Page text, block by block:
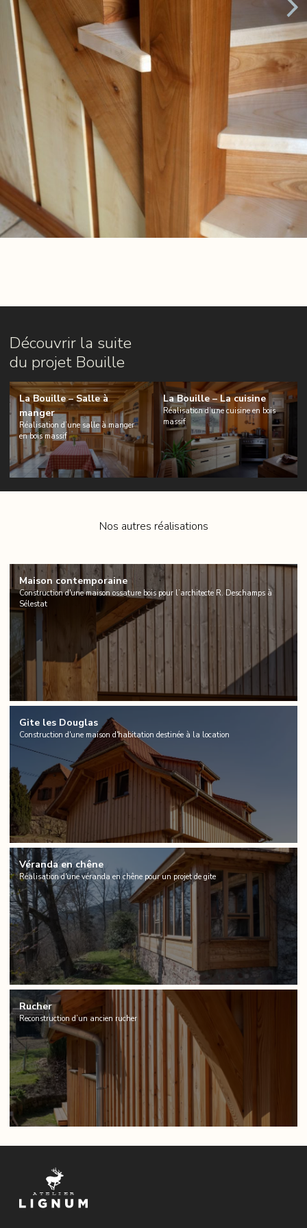
Découvrir la suite
du projet Bouille
La Bouille – Salle à
manger
Réalisation d’une salle à manger
en bois massif
La Bouille – La cuisine
Réalisation d’une cuisine en bois
massif
Nos autres réalisations
Maison contemporaine
Construction d'une maison ossature bois pour l’architecte R. Deschamps à
Sélestat
Gite les Douglas
Construction d'une maison d'habitation destinée à la location
Véranda en chêne
Réalisation d'une véranda en chêne pour un projet de gite
Rucher
Reconstruction d’un ancien rucher